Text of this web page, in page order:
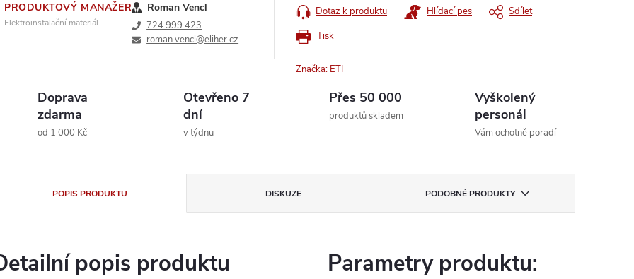
PRODUKTOVÝ MANAŽER
Elektroinstalační materiál
Roman Vencl
724 999 423
roman.vencl@eliher.cz
Tisk
Dotaz k produktu Hlídací pes Sdílet
Značka: ETI
Doprava
zdarma
od 1 000 Kč
Otevřeno 7
dní
v týdnu
Přes 50 000
produktů skladem
Vyškolený
personál
Vám ochotně poradí
POPIS PRODUKTU DISKUZE PODOBNÉ PRODUKTY
popis produktu Parametry produktu: